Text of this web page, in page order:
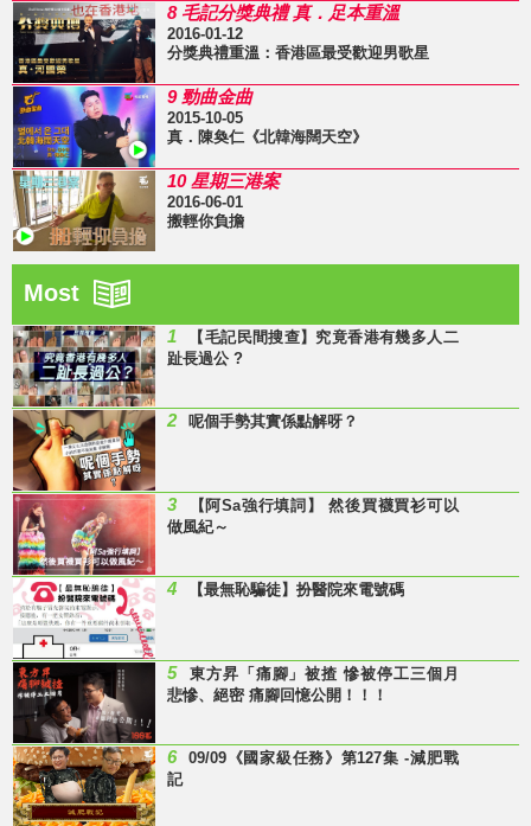
8 毛記分獎典禮 真．足本重溫
2016-01-12
分獎典禮重溫：香港區最受歡迎男歌星
9 勁曲金曲
2015-10-05
真．陳奐仁《北韓海闊天空》
10 星期三港案
2016-06-01
搬輕你負擔
Most
1
【毛記民間搜查】究竟香港有幾多人二
趾長過公 ?
2 呢個手勢其實係點解呀？
3
【阿Sa強行填詞】 然後買襪買衫可以
做風紀～
4 【最無恥騙徒】扮醫院來電號碼
5
東方昇「痛腳」被揸 慘被停工三個月
悲慘、絕密 痛腳回憶公開！！！
6
09/09《國家級任務》第127集 -減肥戰
記